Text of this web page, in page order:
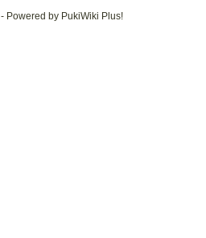
- Powered by PukiWiki Plus!